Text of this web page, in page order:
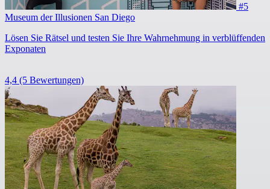
#5
Museum der Illusionen San Diego
Lösen Sie Rätsel und testen Sie Ihre Wahrnehmung in verblüffenden
Exponaten
4,4 (5 Bewertungen)